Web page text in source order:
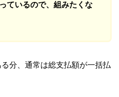
ているので、組みたくな
分、通常は総支払額が一括払